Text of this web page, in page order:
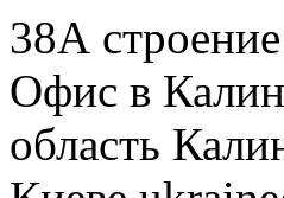
38А
Офис в
область